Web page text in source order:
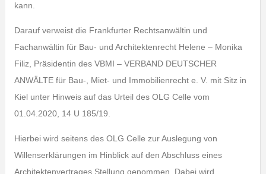
kann.
Darauf verweist die Frankfurter Rechtsanwältin und
Fachanwältin für Bau- und Architektenrecht Helene – Monika
Filiz, Präsidentin des VBMI – VERBAND DEUTSCHER
ANWÄLTE für Bau-, Miet- und Immobilienrecht e. V. mit Sitz in
Kiel unter Hinweis auf das Urteil des OLG Celle vom
01.04.2020, 14 U 185/19.
Hierbei wird seitens des OLG Celle zur Auslegung von
Willenserklärungen im Hinblick auf den Abschluss eines
Architektenvertrages Stellung genommen. Dabei wird